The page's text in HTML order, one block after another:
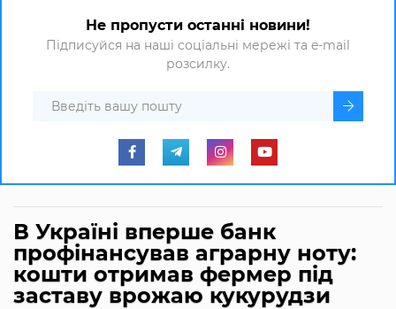
Не пропусти останні новини!
Підписуйся на наші соціальні мережі та e-mail
розсилку.
В Україні вперше банк
профінансував аграрну ноту:
кошти отримав фермер під
заставу врожаю кукурудзи